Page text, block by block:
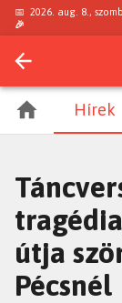
📅 2026. aug. 8.,
🎉
Hírek
útja
Pécsnél